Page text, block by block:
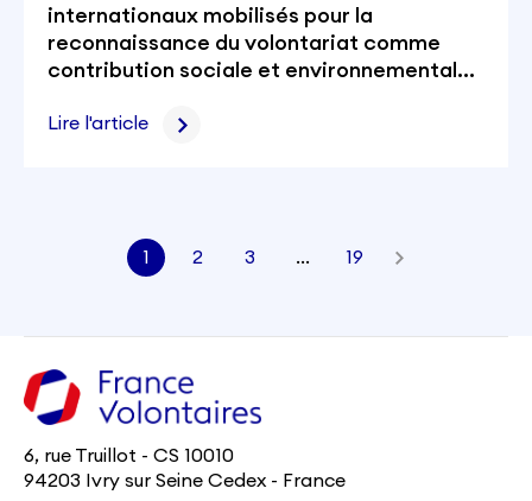
internationaux mobilisés pour la
reconnaissance du volontariat comme
contribution sociale et environnementale
Lire l'article
1 2 3 … 19
6, rue Truillot - CS 10010
94203 Ivry sur Seine Cedex - France